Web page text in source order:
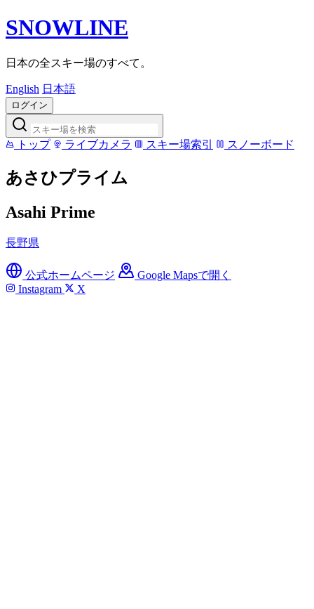
SNOWLINE
日本の全スキー場のすべて。
English 日本語
ログイン
トップ ライブカメラ スキー場索引 スノーボード
あさひプライム
Asahi Prime
長野県
公式ホームページ
Google Mapsで開く
Instagram
X